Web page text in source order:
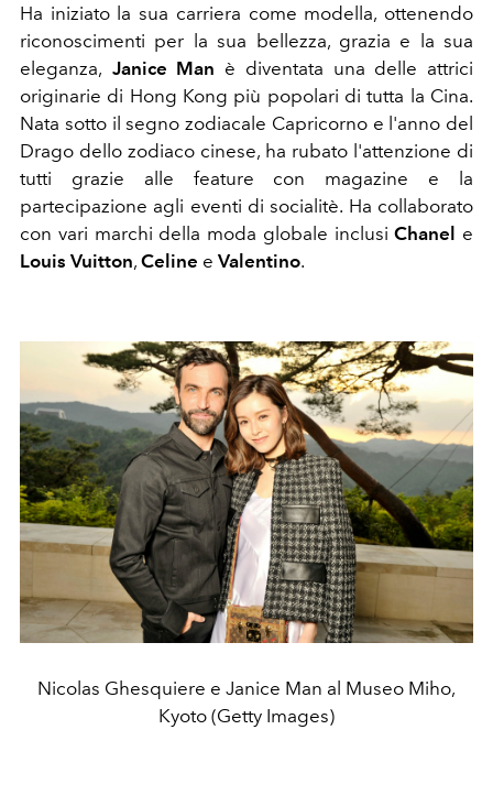
Ha iniziato la sua carriera come modella, ottenendo
riconoscimenti per la sua bellezza, grazia e la sua
eleganza, Janice Man è diventata una delle attrici
originarie di Hong Kong più popolari di tutta la Cina.
Nata sotto il segno zodiacale Capricorno e l'anno del
Drago dello zodiaco cinese, ha rubato l'attenzione di
tutti grazie alle feature con magazine e la
partecipazione agli eventi di socialitè. Ha collaborato
con vari marchi della moda globale inclusiChanel e
Louis Vuitton, Celine e Valentino.
Nicolas Ghesquiere e Janice Man al Museo Miho,
Kyoto (Getty Images)